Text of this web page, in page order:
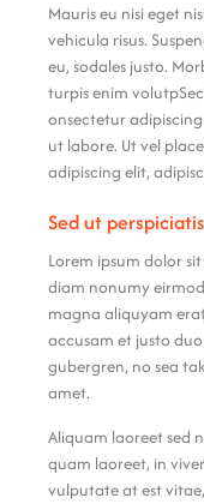
Mauris eu nisi eget
vehicula risus.
eu, sodales justo.
turpis enim
onsectetur
ut labore. Ut vel
adipiscing elit,
Sed ut
Lorem ipsum dolor
diam nonumy
magna aliquyam
accusam et justo
gubergren, no sea
amet.
Aliquam laoreet sed
quam laoreet, in
vulputate at est